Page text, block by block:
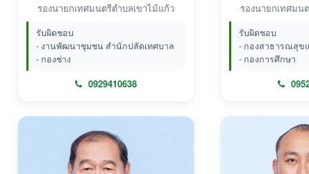
รองนายกเทศมนตรีตำบลเขาไม้แก้ว
รับผิดชอบ
- งานพัฒนาชุมชน สำนักปลัดเทศบาล
- กองช่าง
0929410638
รองนายกเทศมน
รับผิดชอบ
- กองสาธารณสุข
- กองการศึกษา